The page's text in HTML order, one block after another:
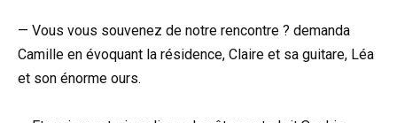
— Vous vous souvenez de notre rencontre ? demanda
Camille en évoquant la résidence, Claire et sa guitare, Léa
et son énorme ours.